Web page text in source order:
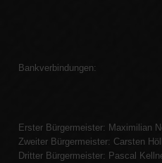
Bankverbindungen:
Erster Bürgermeister: Maximilian
Zweiter Bürgermeister: Carsten
Dritter Bürgermeister: Pascal